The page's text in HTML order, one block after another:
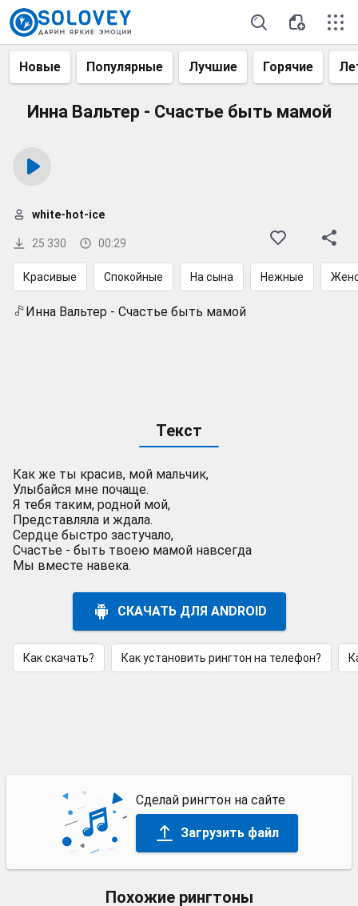
Новые Популярные Лучшие Горячие
Инна Вальтер - Счастье быть мамой
25 330 00:29
white-hot-ice
Красивые Спокойные На сына Нежные
Инна Вальтер - Счастье быть мамой
Текст
Как же ты красив, мой мальчик,
Улыбайся мне почаще.
Я тебя таким, родной мой,
Представляла и ждала.
Сердце быстро застучало,
Счастье - быть твоею мамой навсегда
Мы вместе навека.
СКАЧАТЬ ДЛЯ ANDROID
Как скачать? Как установить рингтон на телефон?
Сделай рингтон на сайте
Загрузить файл
Похожие рингтоны